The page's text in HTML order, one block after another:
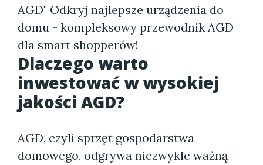
AGD" Odkryj najlepsze urządzenia do
domu - kompleksowy przewodnik AGD
dla smart shopperów!
Dlaczego warto
inwestować w wysokiej
jakości AGD?
AGD, czyli sprzęt gospodarstwa
domowego, odgrywa niezwykle ważną